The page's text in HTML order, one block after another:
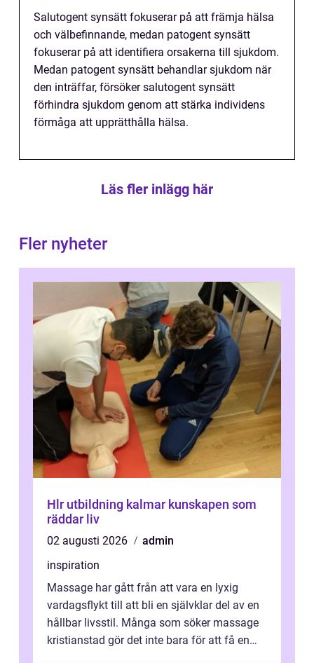
Salutogent synsätt fokuserar på att främja hälsa
och välbefinnande, medan patogent synsätt
fokuserar på att identifiera orsakerna till sjukdom.
Medan patogent synsätt behandlar sjukdom när
den inträffar, försöker salutogent synsätt
förhindra sjukdom genom att stärka individens
förmåga att upprätthålla hälsa.
Läs fler inlägg här
Fler nyheter
Hlr utbildning kalmar kunskapen som
räddar liv
02 augusti 2026
admin
inspiration
Massage har gått från att vara en lyxig
vardagsflykt till att bli en självklar del av en
hållbar livsstil. Många som söker massage
kristianstad gör det inte bara för att få en